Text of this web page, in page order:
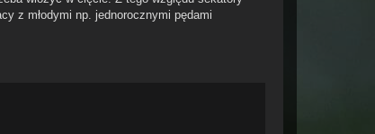
z młodymi np. jednorocznymi pędami